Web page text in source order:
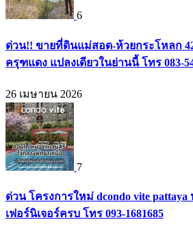
6
ด่วน!! ขายที่ดินแม่สอด-ห้วยกระโหลก
ครุฑแดง แปลงเดียวในย่านนี้ โทร 083-
26 เมษายน 2026
7
ด่วน โครงการใหม่ dcondo vite
เฟอร์นิเจอร์ครบ โทร 093-1681685